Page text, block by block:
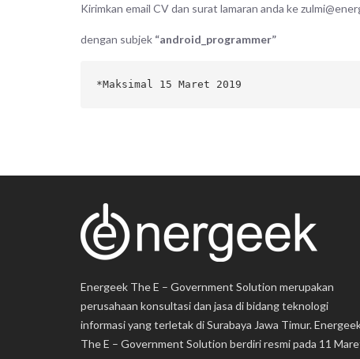
Kirimkan email CV dan surat lamaran anda ke
dengan subjek “android_programmer”
*Maksimal 15 Maret 2019
Energeek The E – Government Solution merupakan
perusahaan konsultasi dan jasa di bidang teknologi
informasi yang terletak di Surabaya Jawa Timur.
The E – Government Solution berdiri resmi pada 11